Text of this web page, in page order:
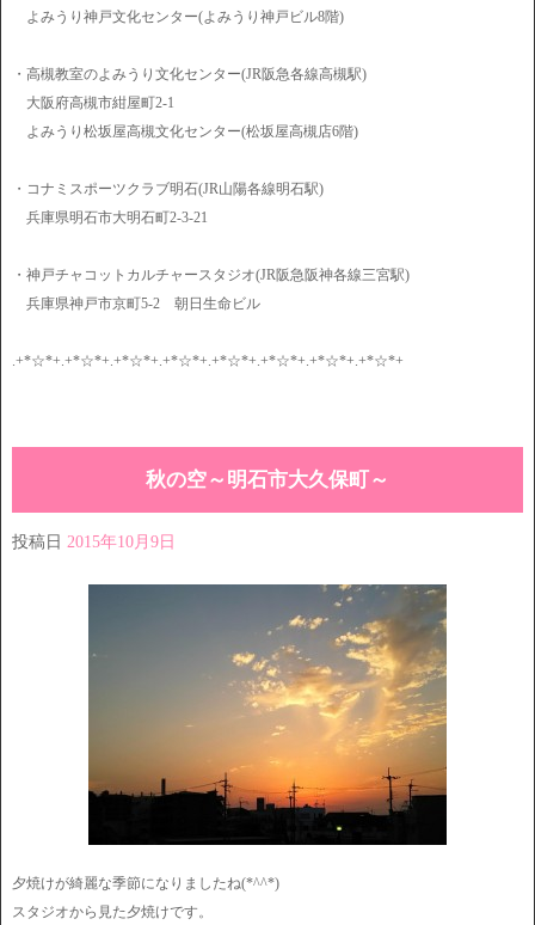
よみうり神戸文化センター(よみうり神戸ビル8階)
・高槻教室のよみうり文化センター(JR阪急各線高槻駅)
大阪府高槻市紺屋町2-1
よみうり松坂屋高槻文化センター(松坂屋高槻店6階)
・コナミスポーツクラブ明石(JR山陽各線明石駅)
兵庫県明石市大明石町2-3-21
・神戸チャコットカルチャースタジオ(JR阪急阪神各線三宮駅)
兵庫県神戸市京町5-2 朝日生命ビル
.+*☆*+.+*☆*+.+*☆*+.+*☆*+.+*☆*+.+*☆*+.+*☆*+.+*☆*+
秋の空～明石市大久保町～
投稿日 2015年10月9日
夕焼けが綺麗な季節になりましたね(*^^*)
スタジオから見た夕焼けです。